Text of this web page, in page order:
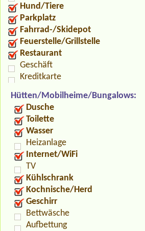
Hund/Tiere
Parkplatz
Fahrrad-/Skidepot
Feuerstelle/Grillstelle
Restaurant
Geschäft
Kreditkarte
Hütten/Mobilheime/Bungalows:
Dusche
Toilette
Wasser
Heizanlage
Internet/WiFi
TV
Kühlschrank
Kochnische/Herd
Geschirr
Bettwäsche
Aufbettung